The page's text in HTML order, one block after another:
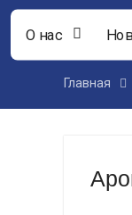
О нас
Главная